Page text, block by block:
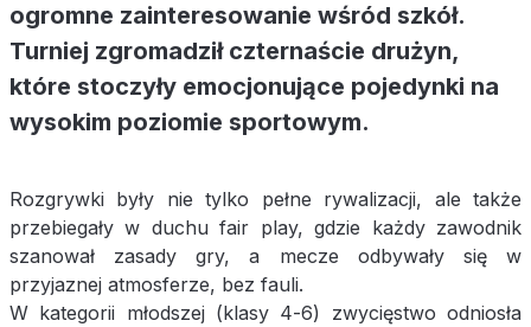
ogromne zainteresowanie wśród szkół.
Turniej zgromadził czternaście drużyn,
które stoczyły emocjonujące pojedynki na
wysokim poziomie sportowym.
Rozgrywki były nie tylko pełne rywalizacji, ale także
przebiegały w duchu fair play, gdzie każdy zawodnik
szanował zasady gry, a mecze odbywały się w
przyjaznej atmosferze, bez fauli.
W kategorii młodszej (klasy 4-6) zwycięstwo odniosła